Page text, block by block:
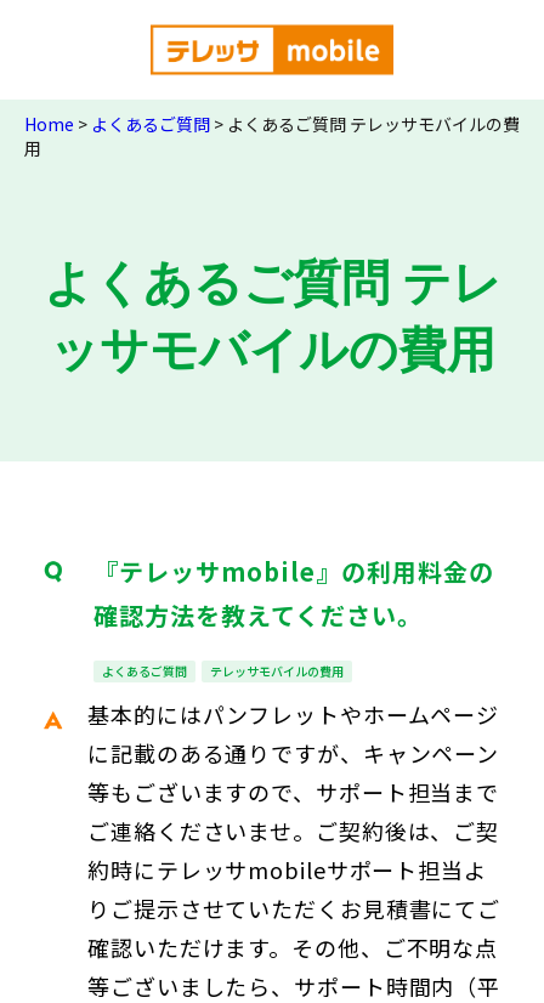
Home > よくあるご質問 > よくあるご質問 テレッサモバイルの費
用
よくあるご質問 テレ
ッサモバイルの費用
『テレッサmobile』の利用料金の
確認方法を教えてください。
よくあるご質問 テレッサモバイルの費用
基本的にはパンフレットやホームページ
に記載のある通りですが、キャンペーン
等もございますので、サポート担当まで
ご連絡くださいませ。ご契約後は、ご契
約時にテレッサmobileサポート担当よ
りご提示させていただくお見積書にてご
確認いただけます。その他、ご不明な点
等ございましたら、サポート時間内（平